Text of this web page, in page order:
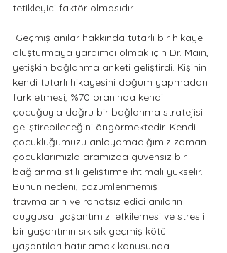
tetikleyici faktör olmasıdır.
oluşturmaya yardımcı olmak için Dr. Main,
yetişkin bağlanma anketi geliştirdi. Kişinin
kendi tutarlı hikayesini doğum yapmadan
fark etmesi, %70 oranında kendi
çocuğuyla doğru bir bağlanma stratejisi
geliştirebileceğini öngörmektedir. Kendi
çocukluğumuzu anlayamadığımız zaman
çocuklarımızla aramızda güvensiz bir
bağlanma stili geliştirme ihtimali yükselir.
Bunun nedeni, çözümlenmemiş
travmaların ve rahatsız edici anıların
duygusal yaşantımızı etkilemesi ve stresli
bir yaşantının sık sık geçmiş kötü
yaşantıları hatırlamak konusunda